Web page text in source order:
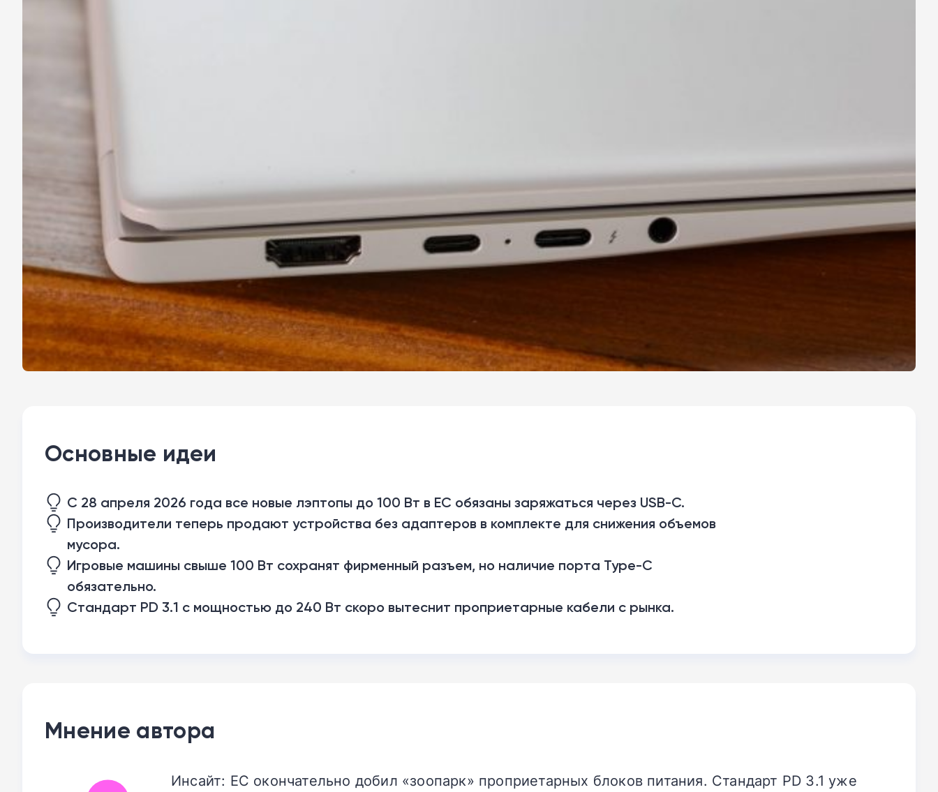
Основные идеи
С 28 апреля 2026 года все новые лэптопы до 100 Вт в ЕС обязаны заряжаться через USB-C.
Производители теперь продают устройства без адаптеров в комплекте для снижения объемов
мусора.
Игровые машины свыше 100 Вт сохранят фирменный разъем, но наличие порта Type-C
обязательно.
Стандарт PD 3.1 с мощностью до 240 Вт скоро вытеснит проприетарные кабели с рынка.
Мнение автора
Инсайт: ЕС окончательно добил «зоопарк» проприетарных блоков питания. Стандарт PD 3.1 уже